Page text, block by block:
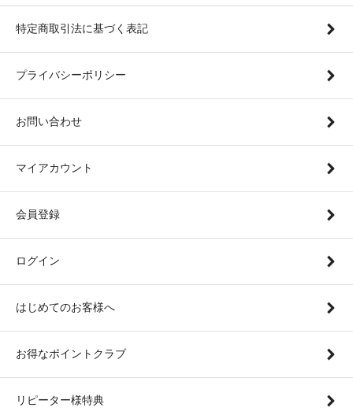
特定商取引法に基づく表記
プライバシーポリシー
お問い合わせ
マイアカウント
会員登録
ログイン
はじめてのお客様へ
お得なポイントクラブ
リピーター様特典